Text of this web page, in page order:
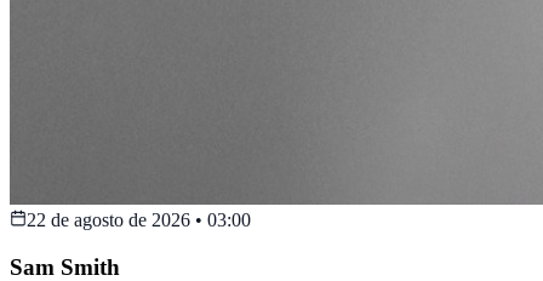
22 de agosto de 2026 • 03:00
Sam Smith